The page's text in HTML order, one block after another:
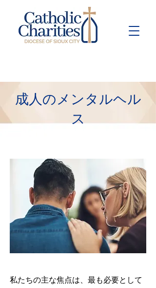
成人のメンタルヘル
ス
私たちの主な焦点は、最も必要として